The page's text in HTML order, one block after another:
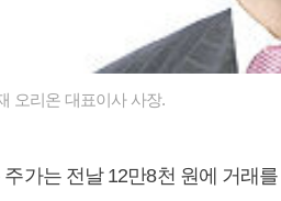
오리온 대표이사 사장.
주가는 전날 12만8천 원에 거래